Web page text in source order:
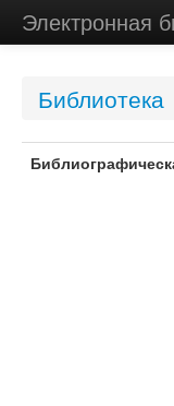
Электронная
Библиотека